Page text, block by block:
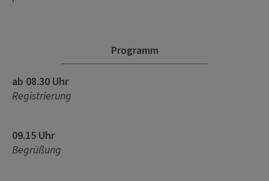
Programm
ab 08.30 Uhr
Registrierung
09.15 Uhr
Begrüßung